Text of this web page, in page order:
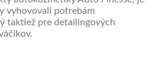
vyhovovali potrebám
taktiež pre detailingových